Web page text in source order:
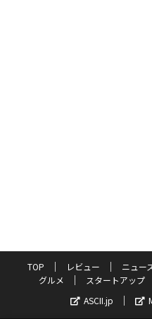
TOP レビュー ニュー
グルメ
スタートアップ
ASCII.jp